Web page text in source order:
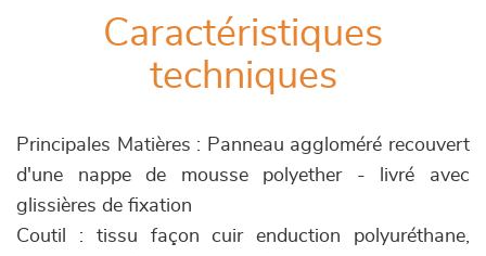
Caractéristiques
techniques
Principales Matières : Panneau aggloméré recouvert
d'une nappe de mousse polyether - livré avec
glissières de fixation
Coutil : tissu façon cuir enduction polyuréthane,